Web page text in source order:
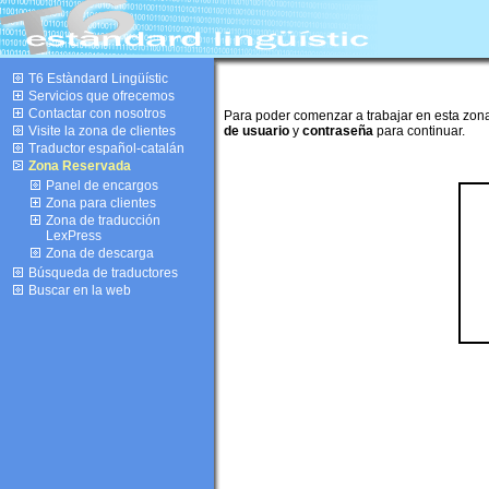
T6 Estàndard Lingüístic
Servicios que ofrecemos
Contactar con nosotros
Visite la zona de clientes
Traductor español-catalán
Zona Reservada
Panel de encargos
Zona para clientes
Zona de traducción
LexPress
Zona de descarga
Búsqueda de traductores
Buscar en la web
Para poder comenzar a trabajar en esta
de usuario y contraseña para continuar.